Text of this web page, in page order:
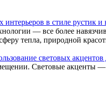
в стиле рустик и
— все более
тепла, природной
световых
Световые акценты —